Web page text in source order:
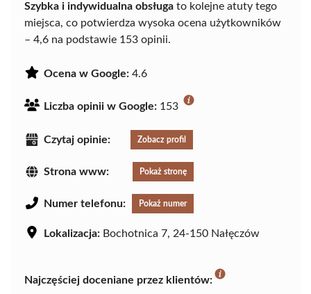
Szybka i indywidualna obsługa to kolejne atuty tego
miejsca, co potwierdza wysoka ocena użytkowników
– 4,6 na podstawie 153 opinii.
Ocena w Google: 4.6
Liczba opinii w Google: 153
Czytaj opinie: Zobacz profil
Strona www: Pokaż stronę
Numer telefonu: Pokaż numer
Lokalizacja: Bochotnica 7, 24-150 Nałęczów
Najczęściej doceniane przez klientów: